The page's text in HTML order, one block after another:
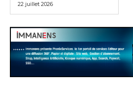
22 juillet 2026